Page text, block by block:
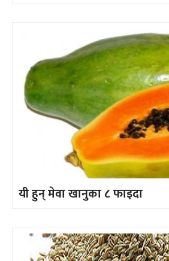
यी हुन् मेवा खानुका ८ फाइदा